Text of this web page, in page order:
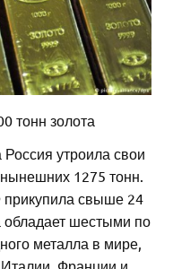
тонн золота
утроила свои
1275 тонн.
прикупила свыше 24
обладает шестыми по
металла в мире,